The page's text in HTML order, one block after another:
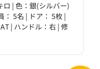
| 色：銀(シルバー)
： 5名 | ドア： 5枚 |
| ハンドル：右 | 修